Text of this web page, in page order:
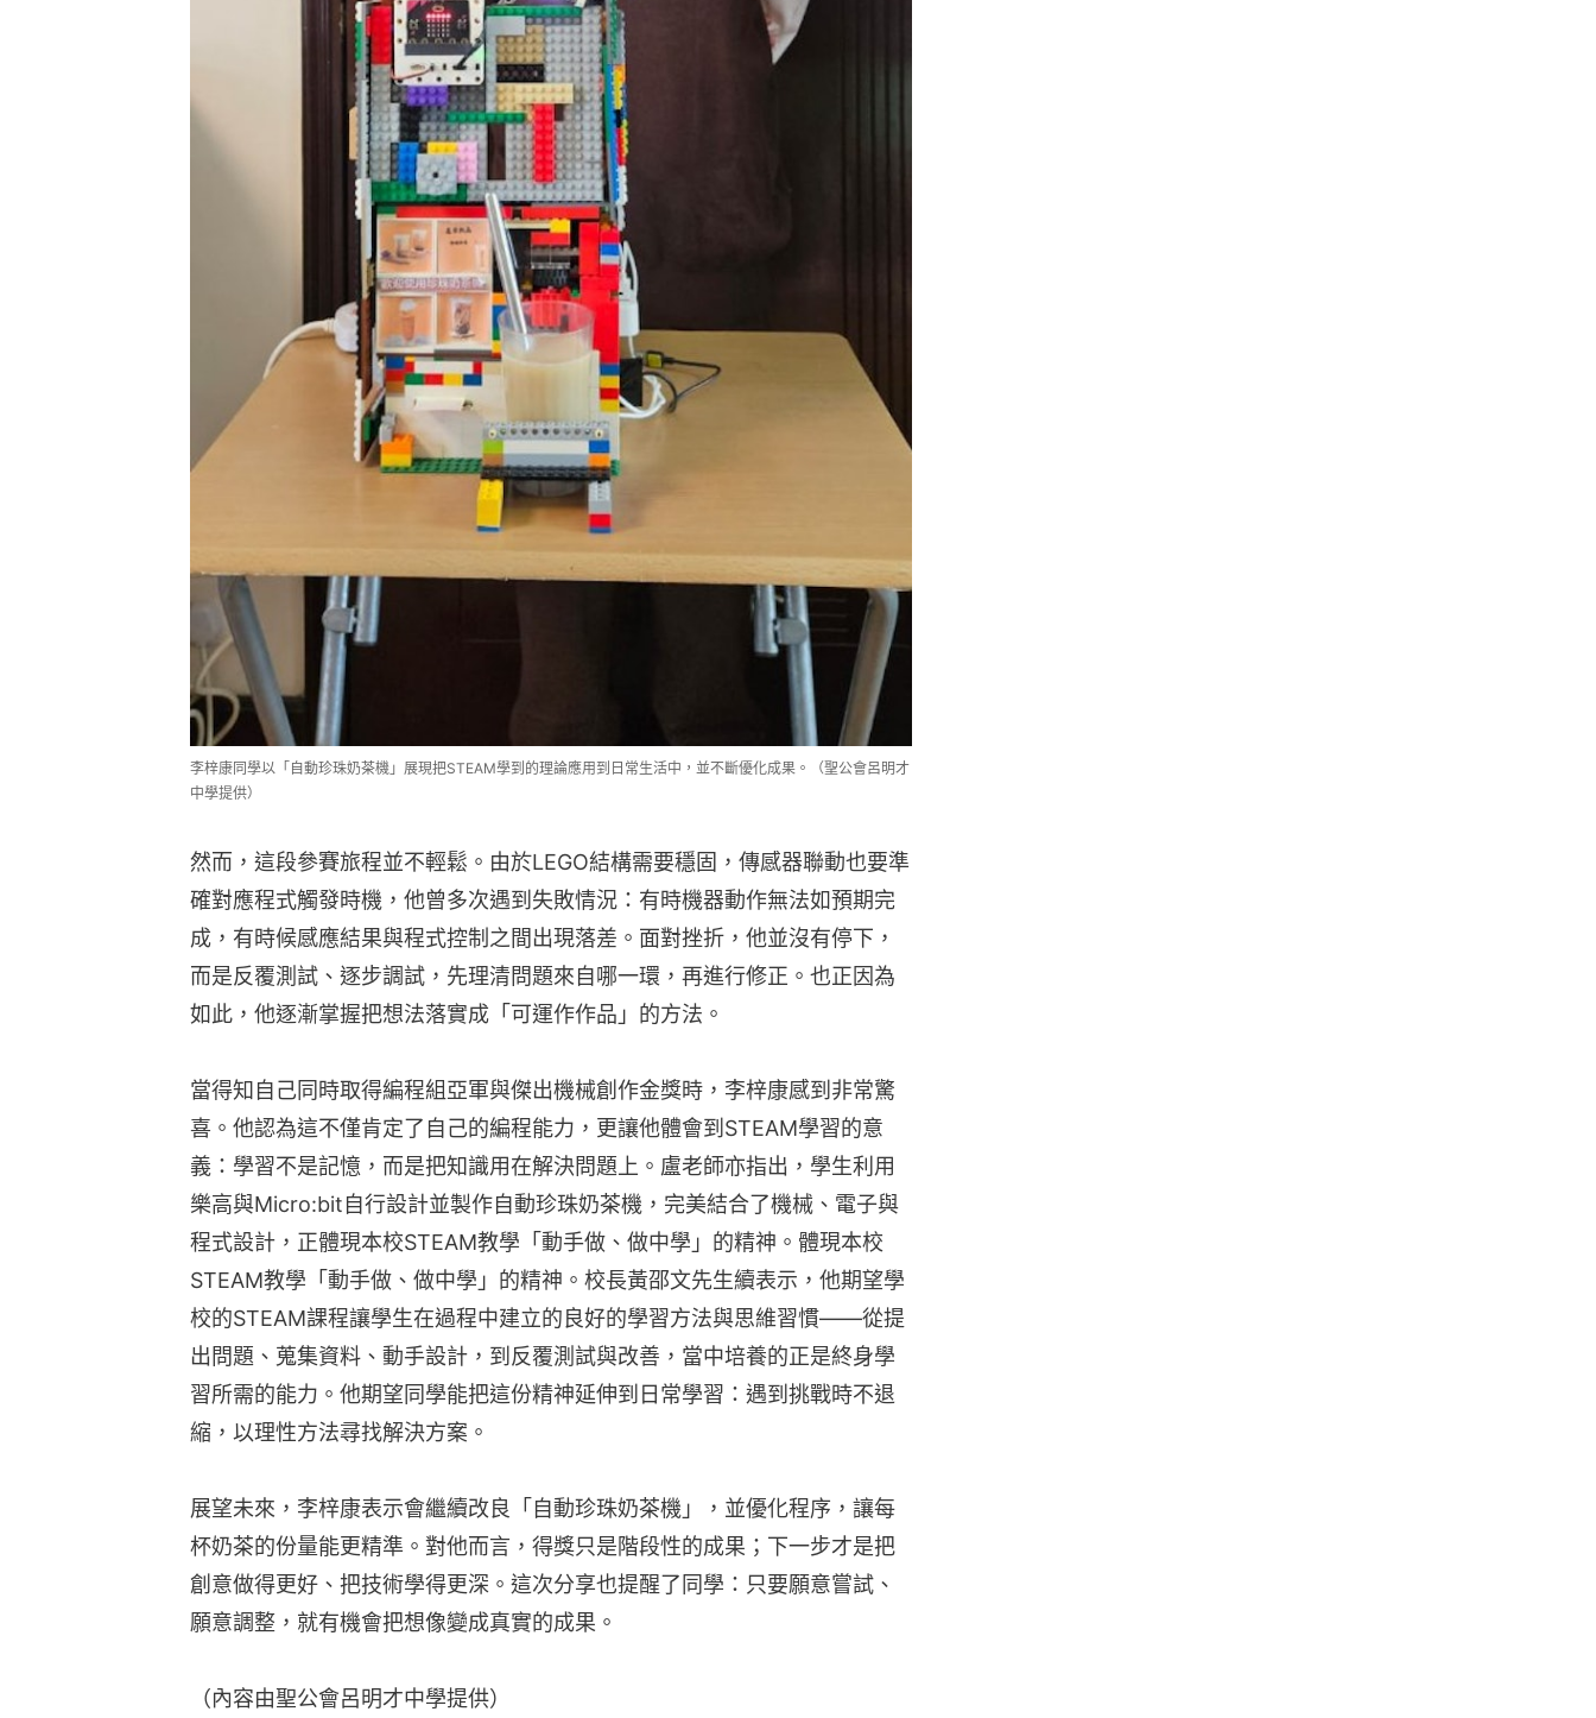
李梓康同學以「自動珍珠奶茶機」展現把STEAM學到的理論應用到日常生活中，並不斷優化成果。（聖公會呂明才
中學提供）
然而，這段參賽旅程並不輕鬆。由於LEGO結構需要穩固，傳感器聯動也要準
確對應程式觸發時機，他曾多次遇到失敗情況：有時機器動作無法如預期完
成，有時候感應結果與程式控制之間出現落差。面對挫折，他並沒有停下，
而是反覆測試、逐步調試，先理清問題來自哪一環，再進行修正。也正因為
如此，他逐漸掌握把想法落實成「可運作作品」的方法。
當得知自己同時取得編程組亞軍與傑出機械創作金獎時，李梓康感到非常驚
喜。他認為這不僅肯定了自己的編程能力，更讓他體會到STEAM學習的意
義：學習不是記憶，而是把知識用在解決問題上。盧老師亦指出，學生利用
樂高與Micro:bit自行設計並製作自動珍珠奶茶機，完美結合了機械、電子與
程式設計，正體現本校STEAM教學「動手做、做中學」的精神。體現本校
STEAM教學「動手做、做中學」的精神。校長黃邵文先生續表示，他期望學
校的STEAM課程讓學生在過程中建立的良好的學習方法與思維習慣——從提
出問題、蒐集資料、動手設計，到反覆測試與改善，當中培養的正是終身學
習所需的能力。他期望同學能把這份精神延伸到日常學習：遇到挑戰時不退
縮，以理性方法尋找解決方案。
展望未來，李梓康表示會繼續改良「自動珍珠奶茶機」，並優化程序，讓每
杯奶茶的份量能更精準。對他而言，得獎只是階段性的成果；下一步才是把
創意做得更好、把技術學得更深。這次分享也提醒了同學：只要願意嘗試、
願意調整，就有機會把想像變成真實的成果。
（內容由聖公會呂明才中學提供）